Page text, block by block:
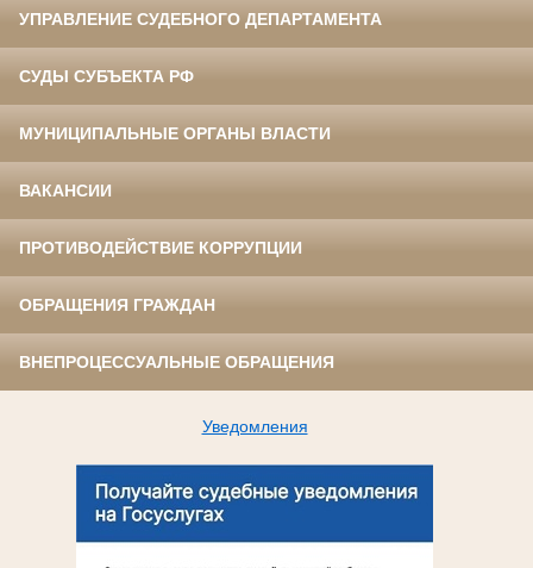
УПРАВЛЕНИЕ СУДЕБНОГО ДЕПАРТАМЕНТА
СУДЫ СУБЪЕКТА РФ
МУНИЦИПАЛЬНЫЕ ОРГАНЫ ВЛАСТИ
ВАКАНСИИ
ПРОТИВОДЕЙСТВИЕ КОРРУПЦИИ
ОБРАЩЕНИЯ ГРАЖДАН
ВНЕПРОЦЕССУАЛЬНЫЕ ОБРАЩЕНИЯ
Уведомления